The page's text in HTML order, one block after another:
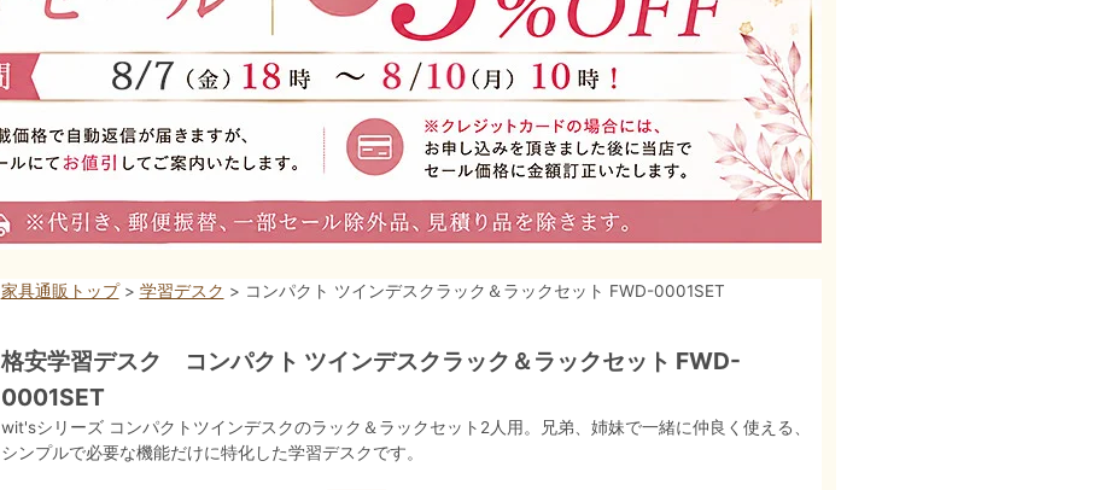
家具通販トップ> 学習デスク > コンパクト ツインデスクラック＆ラックセット FWD-0001SET
格安学習デスク コンパクト ツインデスクラック＆ラックセット FWD-
0001SET
wit'sシリーズ コンパクトツインデスクのラック＆ラックセット2人用。兄弟、姉妹で一緒に仲良く使える、
シンプルで必要な機能だけに特化した学習デスクです。